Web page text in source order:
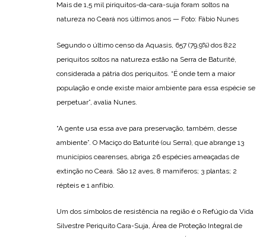
Mais de 1,5 mil piriquitos-da-cara-suja foram soltos na
natureza no Ceará nos últimos anos — Foto: Fábio Nunes
Segundo o último censo da Aquasis, 657 (79,9%) dos 822
periquitos soltos na natureza estão na Serra de Baturité,
considerada a pátria dos periquitos. “É onde tem a maior
população e onde existe maior ambiente para essa espécie se
perpetuar”, avalia Nunes.
“A gente usa essa ave para preservação, também, desse
ambiente”. O Maciço do Baturité (ou Serra), que abrange 13
municípios cearenses, abriga 26 espécies ameaçadas de
extinção no Ceará. São 12 aves, 8 mamíferos; 3 plantas; 2
répteis e 1 anfíbio.
Um dos símbolos de resistência na região é o Refúgio da Vida
Silvestre Periquito Cara-Suja, Área de Proteção Integral de